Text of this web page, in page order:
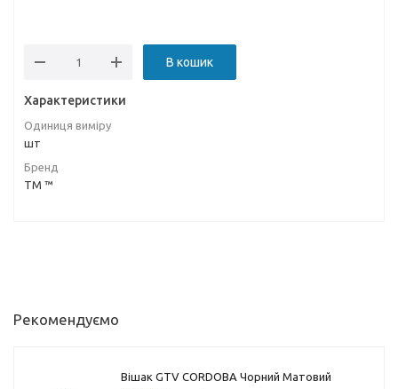
В кошик
Характеристики
Одиниця виміру
шт
Бренд
ТМ ™
Рекомендуємо
Вішак GTV CORDOBA Чорний Матовий